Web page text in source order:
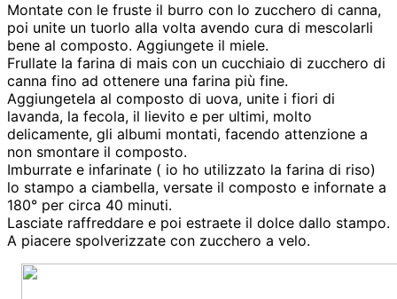
Montate con le fruste il burro con lo zucchero di canna,
poi unite un tuorlo alla volta avendo cura di mescolarli
bene al composto. Aggiungete il miele.
Frullate la farina di mais con un cucchiaio di zucchero di
canna fino ad ottenere una farina più fine.
Aggiungetela al composto di uova, unite i fiori di
lavanda, la fecola, il lievito e per ultimi, molto
delicamente, gli albumi montati, facendo attenzione a
non smontare il composto.
Imburrate e infarinate ( io ho utilizzato la farina di riso)
lo stampo a ciambella, versate il composto e infornate a
180° per circa 40 minuti.
Lasciate raffreddare e poi estraete il dolce dallo stampo.
A piacere spolverizzate con zucchero a velo.